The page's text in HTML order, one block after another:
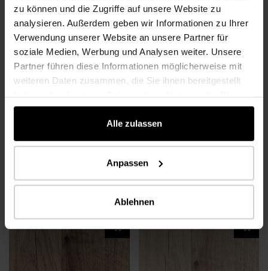
zu können und die Zugriffe auf unsere Website zu
analysieren. Außerdem geben wir Informationen zu Ihrer
Verwendung unserer Website an unsere Partner für
soziale Medien, Werbung und Analysen weiter. Unsere
Partner führen diese Informationen möglicherweise mit
weiteren Daten zusammen, die Sie ihnen bereitgestellt
gesammelt haben.
Alle zulassen
Anpassen
Ablehnen
Roble Kansas Overland
Roble Kansas Overland EG
Roble Kansas Topeka
K2595Roble Kansas Topeka EG